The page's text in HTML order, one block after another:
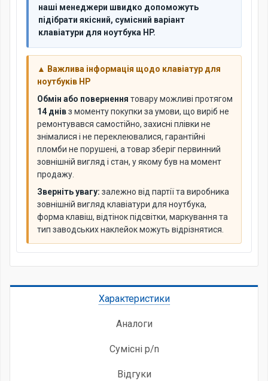
наші менеджери швидко допоможуть
підібрати якісний, сумісний варіант
клавіатури для ноутбука HP.
▲ Важлива інформація щодо клавіатур для
ноутбуків HP
Обмін або повернення товару можливі протягом
14 днівз моменту покупки за умови, що виріб не
ремонтувався самостійно, захисні плівки не
знімалися і не переклеювалися, гарантійні
пломби не порушені, а товар зберіг первинний
зовнішній вигляд і стан, у якому був на момент
продажу.
Зверніть увагу: залежно від партії та виробника
зовнішній вигляд клавіатури для ноутбука,
форма клавіш, відтінок підсвітки, маркування та
тип заводських наклейок можуть відрізнятися.
Характеристики
Аналоги
Сумісні p/n
Відгуки